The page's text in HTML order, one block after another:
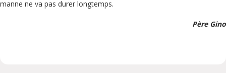
manne ne va pas durer longtemps.
Père Gino